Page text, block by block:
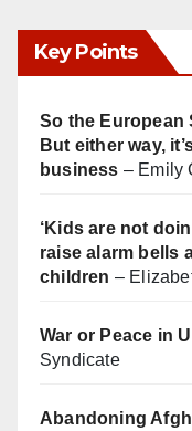
Key Points
So the European
But either way,
business – Emily
‘Kids are not
raise alarm bells
children –
War or Peace in
Syndicate
Abandoning